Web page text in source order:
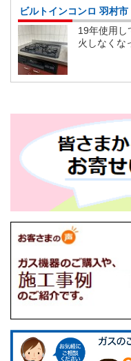
ビルトインコンロ 羽村
19年使用し
火しなくな